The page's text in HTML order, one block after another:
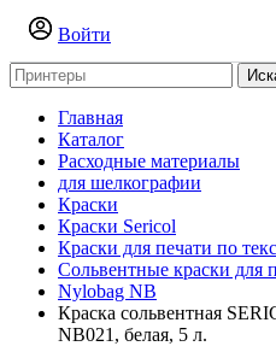
Войти
Главная
Каталог
Расходные материалы
для шелкографии
Краски
Краски Sericol
Краски для печати по
Сольвентные краски для
Nylobag NB
Краска сольвентная
NB021, белая, 5 л.